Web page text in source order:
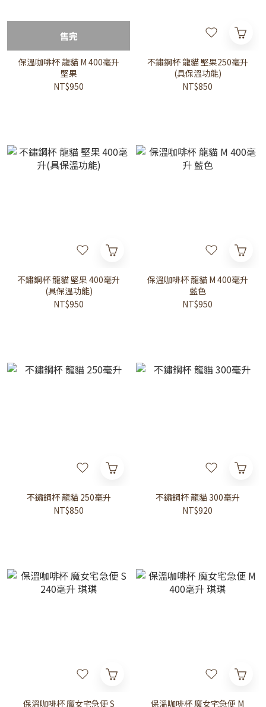
售完
保溫咖啡杯 龍貓 M 400毫升
堅果
NT$950
不鏽鋼杯 龍貓 堅果250毫升
(具保溫功能)
NT$850
不鏽鋼杯 龍貓 堅果 400毫升
(具保溫功能)
NT$950
保溫咖啡杯 龍貓 M 400毫升
藍色
NT$950
不鏽鋼杯 龍貓 250毫升
NT$850
不鏽鋼杯 龍貓 300毫升
NT$920
保溫咖啡杯 魔女宅急便 S 保溫咖啡杯 魔女宅急便 M